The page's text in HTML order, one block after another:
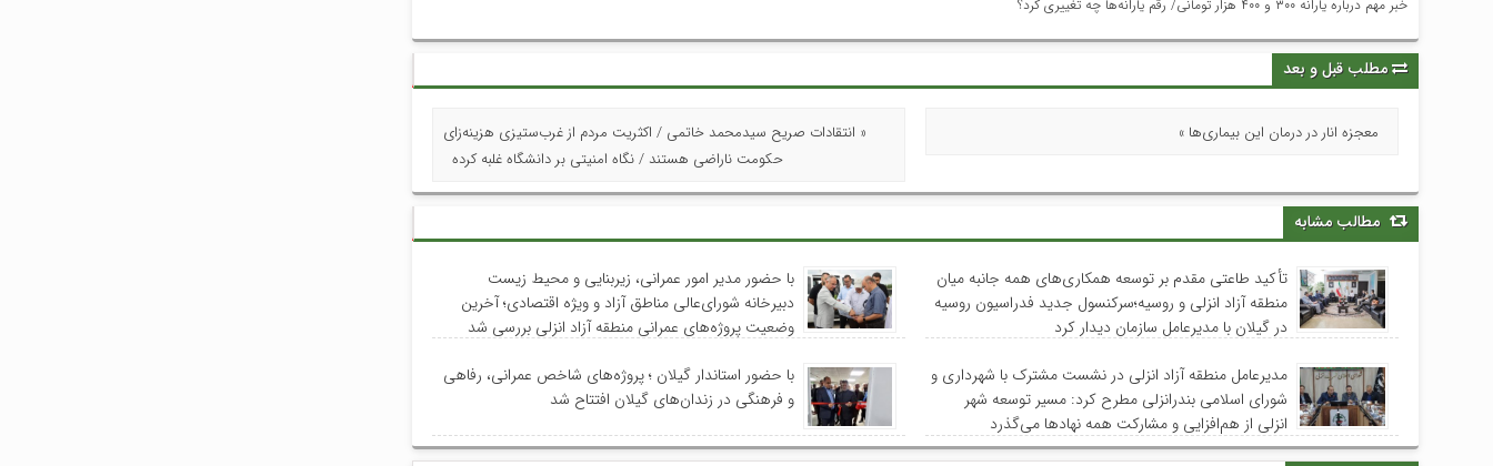
خبر مهم درباره یارانه ۳۰۰ و ۴۰۰ هزار تومانی/ رقم یارانه‌ها چه تغییری کرد؟
مطلب قبل و بعد
معجزه انار در درمان این بیماری‌ها »
« انتقادات صریح سیدمحمد خاتمی / اکثریت مردم از غرب‌ستیزی هزینه‌زای
حکومت ناراضی هستند / نگاه امنیتی بر دانشگاه غلبه کرده
مطالب مشابه
تأکید طاعتی مقدم بر توسعه همکاری‌های همه جانبه میان
منطقه آزاد انزلی و روسیه؛سرکنسول جدید فدراسیون روسیه
در گیلان با مدیرعامل سازمان دیدار کرد
با حضور مدیر امور عمرانی، زیربنایی و محیط زیست
دبیرخانه شورای‌عالی مناطق آزاد و ویژه اقتصادی؛ آخرین
وضعیت پروژه‌های عمرانی منطقه آزاد انزلی بررسی شد
مدیرعامل منطقه آزاد انزلی در نشست مشترک با شهرداری و
شورای اسلامی بندرانزلی مطرح کرد: مسیر توسعه شهر
انزلی از هم‌افزایی و مشارکت همه نهادها می‌گذرد
با حضور استاندار گیلان ؛ پروژه‌های شاخص عمرانی، رفاهی
و فرهنگی در زندان‌های گیلان افتتاح شد